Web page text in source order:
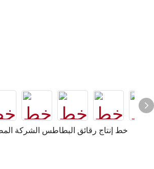
خط إنتاج رقائق البطاطس الشركة